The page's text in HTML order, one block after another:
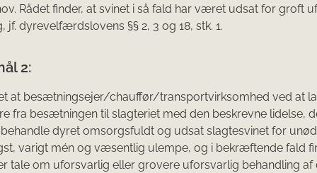
Rådet finder, at svinet i så fald har været udsat for groft
jf. dyrevelfærdslovens §§ 2, 3 og 18, stk. 1.
2:
at besætningsejer/chauffør/transportvirksomhed ved at
fra be­sætningen til slagteriet med den beskrevne lidelse,
dyret omsorgs­fuldt og udsat slagtesvinet for
varigt mén og væsentlig ulempe, og i bekræftende fald
tale om uforsvarlig eller grovere uforsvarlig behandling af